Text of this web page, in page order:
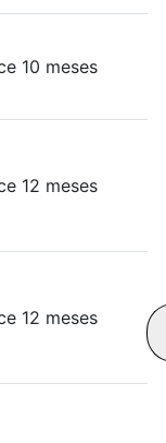
10 meses
12 meses
12 meses